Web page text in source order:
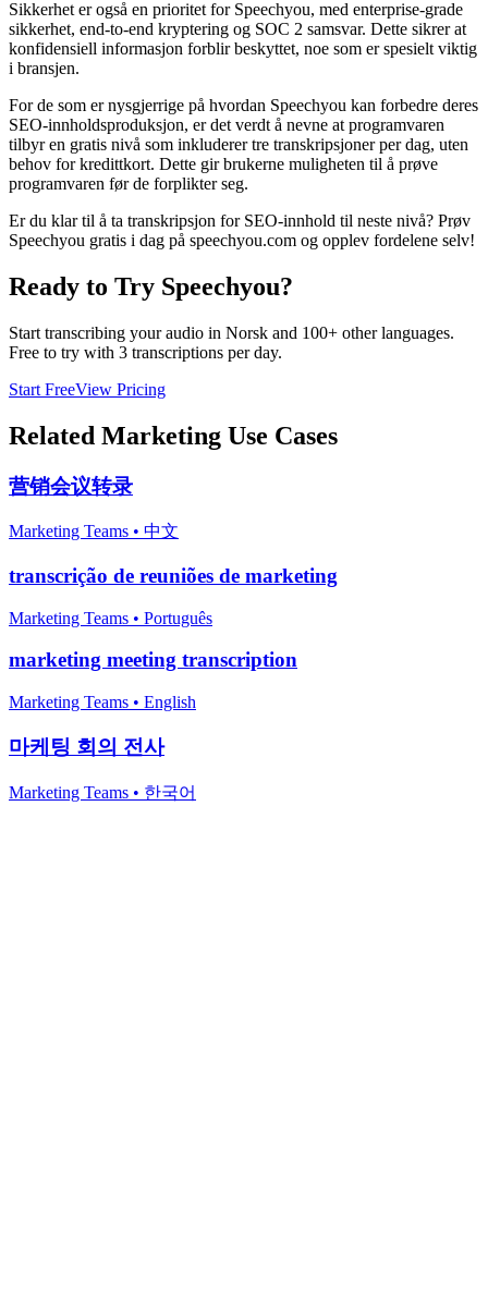
Sikkerhet er også en prioritet for Speechyou, med enterprise-grade
sikkerhet, end-to-end kryptering og SOC 2 samsvar. Dette sikrer at
konfidensiell informasjon forblir beskyttet, noe som er spesielt viktig
i bransjen.
For de som er nysgjerrige på hvordan Speechyou kan forbedre deres
SEO-innholdsproduksjon, er det verdt å nevne at programvaren
tilbyr en gratis nivå som inkluderer tre transkripsjoner per dag, uten
behov for kredittkort. Dette gir brukerne muligheten til å prøve
programvaren før de forplikter seg.
Er du klar til å ta transkripsjon for SEO-innhold til neste nivå? Prøv
Speechyou gratis i dag på speechyou.com og opplev fordelene selv!
Ready to Try Speechyou?
Start transcribing your audio in Norsk and 100+ other languages.
Free to try with 3 transcriptions per day.
Start FreeView Pricing
Related Marketing Use Cases
营销会议转录
Marketing Teams • 中文
transcrição de reuniões de marketing
Marketing Teams • Português
marketing meeting transcription
Marketing Teams • English
마케팅 회의 전사
Marketing Teams • 한국어